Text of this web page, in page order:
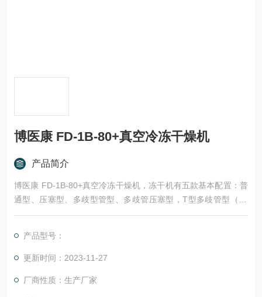
博医康 FD-1B-80+真空冷冻干燥机
产品简介
博医康 FD-1B-80+真空冷冻干燥机，冻干机有五款基本配置：普
通型、压塞型、多歧型管型、多歧管压塞型，T型多歧管型（24
只）。
产品型号：
更新时间：2023-11-27
厂商性质：生产厂家